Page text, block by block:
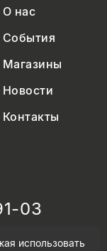
О нас
События
Магазины
Новости
Контакты
03
использовать